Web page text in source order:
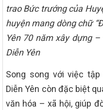
traoBức trướng của
huyện mang dòng chữ
Yên 70 năm xây dựng
Diễn Yên
Song song với việc
Diễn Yên còn đặc biệt
văn hóa – xã hội, giúp